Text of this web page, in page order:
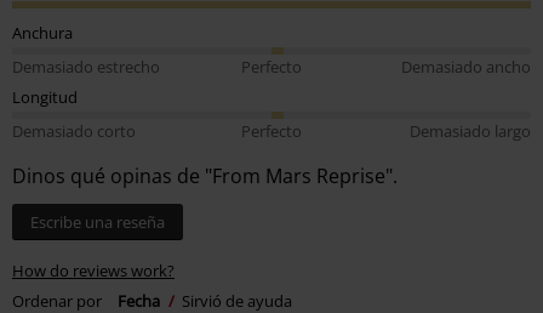
Anchura
Demasiado estrecho
Perfecto
Demasiado ancho
Longitud
Demasiado corto
Perfecto Demasiado largo
Dinos qué opinas de "From Mars Reprise".
Escribe una reseña
How do reviews work?
Ordenar por
Fecha Sirvió de ayuda